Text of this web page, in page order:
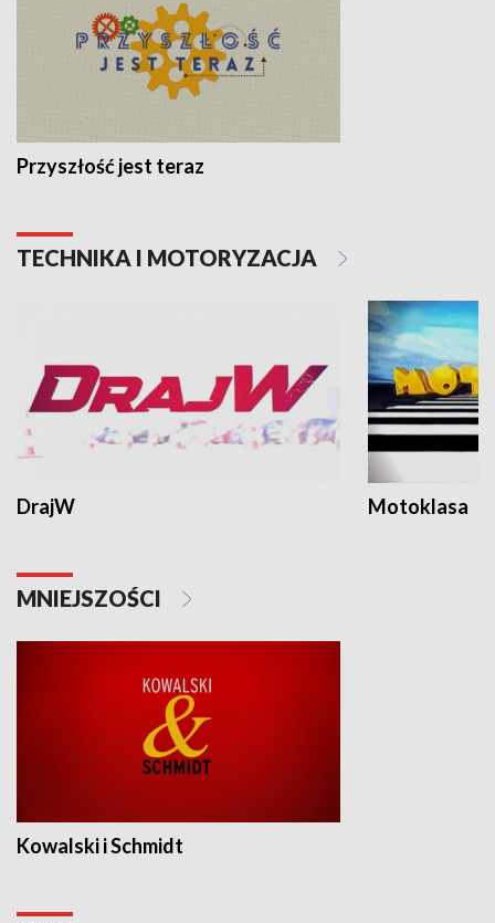
Przyszłość jest teraz
TECHNIKA I MOTORYZACJA
DrajW Motoklasa
MNIEJSZOŚCI
Kowalski i Schmidt